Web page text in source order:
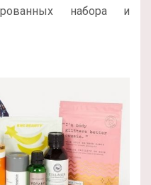
набора и